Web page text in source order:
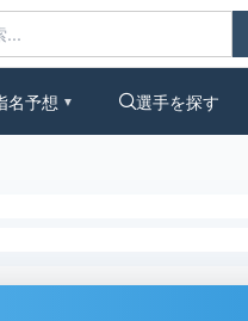
名予想 ▼ 選手を探す